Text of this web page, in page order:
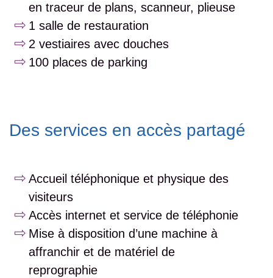
en traceur de plans, scanneur, plieuse
1 salle de restauration
2 vestiaires avec douches
100 places de parking
Des services en accès partagé
Accueil téléphonique et physique des
visiteurs
Accès internet et service de téléphonie
Mise à disposition d’une machine à
affranchir et de matériel de
reprographie